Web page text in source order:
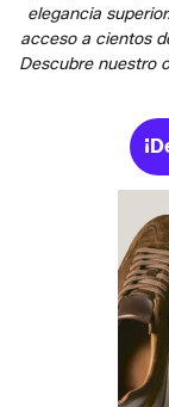
elegancia
acceso a cientos
Descubre nuestro